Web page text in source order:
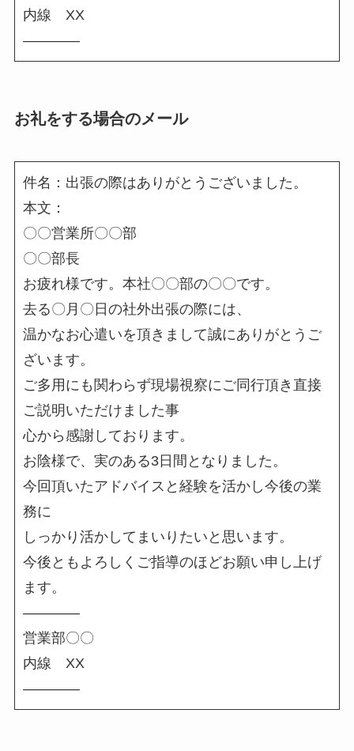
内線 XX
――――
お礼をする場合のメール
件名：出張の際はありがとうございました。
本文：
〇〇営業所〇〇部
〇〇部長
お疲れ様です。本社〇〇部の〇〇です。
去る〇月〇日の社外出張の際には、
温かなお心遣いを頂きまして誠にありがとうご
ざいます。
ご多用にも関わらず現場視察にご同行頂き直接
ご説明いただけました事
心から感謝しております。
お陰様で、実のある3日間となりました。
今回頂いたアドバイスと経験を活かし今後の業
務に
しっかり活かしてまいりたいと思います。
今後ともよろしくご指導のほどお願い申し上げ
ます。
――――
営業部〇〇
内線 XX
――――